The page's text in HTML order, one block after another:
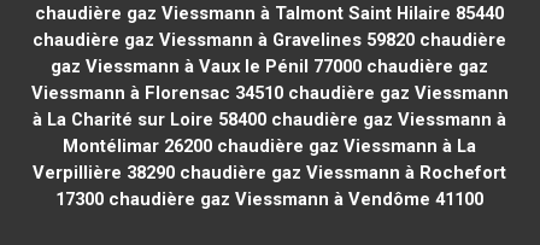
chaudière gaz Viessmann à Talmont Saint Hilaire 85440
chaudière gaz Viessmann à Gravelines 59820 chaudière
gaz Viessmann à Vaux le Pénil 77000 chaudière gaz
Viessmann à Florensac 34510chaudière gaz Viessmann
à La Charité sur Loire 58400 chaudière gaz Viessmann à
Montélimar 26200 chaudière gaz Viessmann à La
Verpillière 38290 chaudière gaz Viessmann à Rochefort
17300 chaudière gaz Viessmann à Vendôme 41100